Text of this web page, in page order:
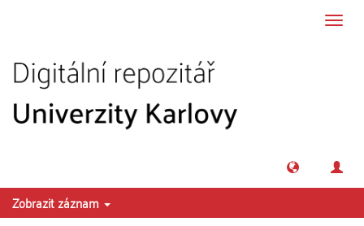
Zobrazit záznam